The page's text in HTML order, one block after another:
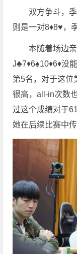
双方争斗，
则是一对8♦️8♥️，
本随着场边
J♣️7♦️6♠️10♦️6♦️没
第5名，对于这位
很高，all-in次数
过这个成绩对于
她在后续比赛中传